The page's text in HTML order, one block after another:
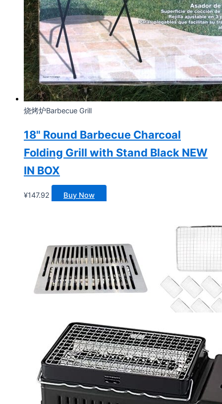
烧烤炉Barbecue Grill
18" Round Barbecue Charcoal
Folding Grill with Stand Black NEW
IN BOX
¥147.92 Buy Now